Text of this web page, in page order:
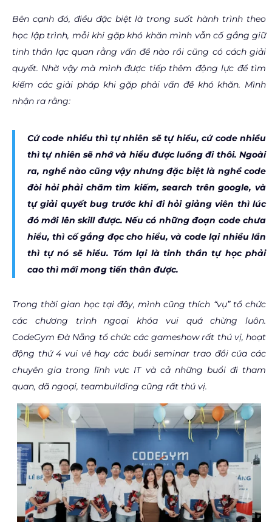
Bên cạnh đó, điều đặc biệt là trong suốt hành trình theo
học lập trình, mỗi khi gặp khó khăn mình vẫn cố gắng giữ
tinh thần lạc quan rằng vấn đề nào rồi cũng có cách giải
quyết. Nhờ vậy mà mình được tiếp thêm động lực để tìm
kiếm các giải pháp khi gặp phải vấn đề khó khăn. Mình
nhận ra rằng:
Cứ code nhiều thì tự nhiên sẽ tự hiểu, cứ code nhiều
thì tự nhiên sẽ nhớ và hiểu được luồng đi thôi. Ngoài
ra, nghề nào cũng vậy nhưng đặc biệt là nghề code
đòi hỏi phải chăm tìm kiếm, search trên google, và
tự giải quyết bug trước khi đi hỏi giảng viên thì lúc
đó mới lên skill được. Nếu có những đoạn code chưa
hiểu, thì cố gắng đọc cho hiểu, và code lại nhiều lần
thì tự nó sẽ hiểu. Tóm lại là tinh thần tự học phải
cao thì mới mong tiến thân được.
Trong thời gian học tại đây, mình cũng thích “vụ” tổ chức
các chương trình ngoại khóa vui quá chừng luôn.
CodeGym Đà Nẵng tổ chức các gameshow rất thú vị, hoạt
động thứ 4 vui vẻ hay các buổi seminar trao đổi của các
chuyên gia trong lĩnh vực IT và cả những buổi đi tham
quan, dã ngoại, teambuilding cũng rất thú vị.